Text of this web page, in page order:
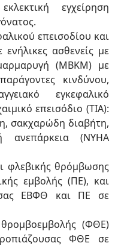
εγχείρηση
επεισοδίου και
ασθενείς με
(ΜΒΚΜ) με
κινδύνου,
εγκεφαλικό
επεισόδιο (TIA):
σακχαρώδη διαβήτη,
ανεπάρκεια (NYHA
φλεβικής θρόμβωσης
εμβολής (ΠΕ), και
ΕΒΦΘ και ΠΕ σε
(ΦΘΕ)
ΦΘΕ σε